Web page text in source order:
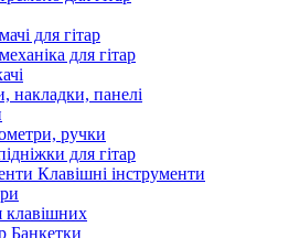
для гітар
для гітар
накладки, панелі
ручки
для гітар
Клавішні інструменти
клавішних
Банкетки